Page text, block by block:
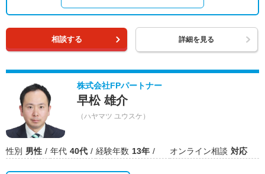
相談する 詳細を見る
株式会社FPパートナー
早松 雄介
（ハヤマツ ユウスケ）
性別 男性 年代 40代 経験年数 13年 オンライン相談 対応